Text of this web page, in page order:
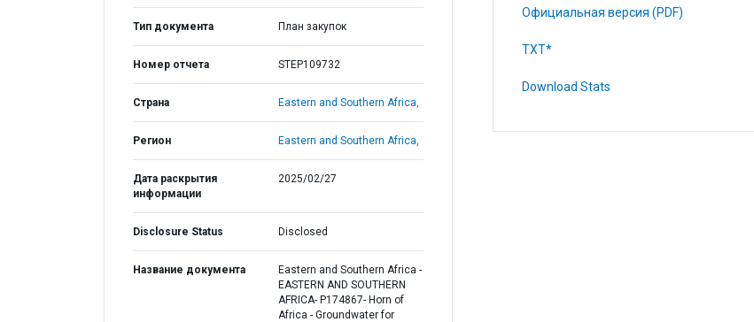
Тип документа План закупок
Номер отчета STEP109732
Страна Eastern and Southern Africa,
Регион Eastern and Southern Africa,
Дата раскрытия
информации
2025/02/27
Disclosure Status Disclosed
Название документа
Eastern and Southern Africa -
EASTERN AND SOUTHERN
AFRICA- P174867- Horn of
Africa - Groundwater for
Официальная версия (PDF)
TXT*
Download Stats